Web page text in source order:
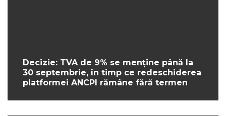
Decizie: TVA de 9% se menține până la
30 septembrie, în timp ce redeschiderea
platformei ANCPI rămâne fără termen